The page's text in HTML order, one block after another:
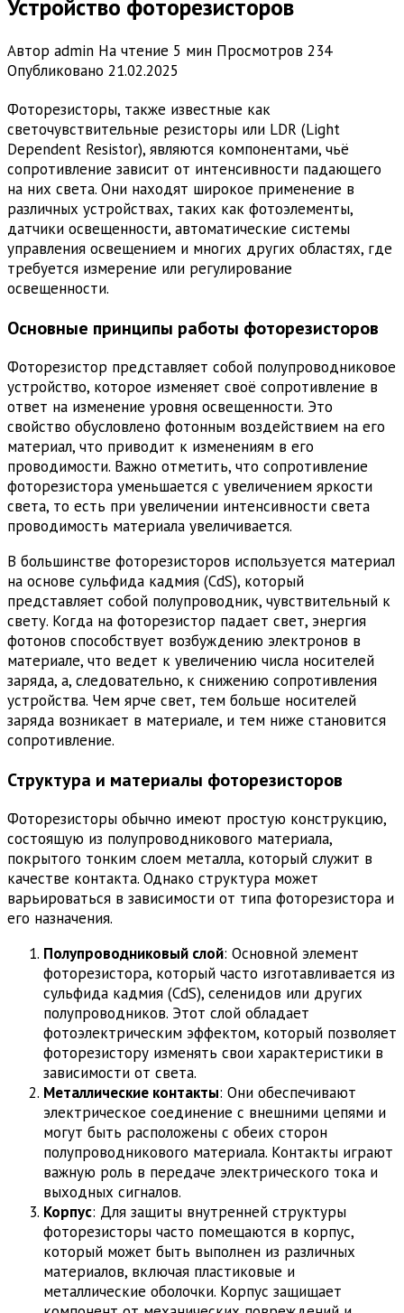
Устройство фоторезисторов
Автор admin На чтение 5 мин Просмотров 234
Опубликовано 21.02.2025
Фоторезисторы, также известные как
светочувствительные резисторы или LDR (Light
Dependent Resistor), являются компонентами, чьё
сопротивление зависит от интенсивности падающего
на них света. Они находят широкое применение в
различных устройствах, таких как фотоэлементы,
датчики освещенности, автоматические системы
управления освещением и многих других областях, где
требуется измерение или регулирование
освещенности.
Основные принципы работы фоторезисторов
Фоторезистор представляет собой полупроводниковое
устройство, которое изменяет своё сопротивление в
ответ на изменение уровня освещенности. Это
свойство обусловлено фотонным воздействием на его
материал, что приводит к изменениям в его
проводимости. Важно отметить, что сопротивление
фоторезистора уменьшается с увеличением яркости
света, то есть при увеличении интенсивности света
проводимость материала увеличивается.
В большинстве фоторезисторов используется материал
на основе сульфида кадмия (CdS), который
представляет собой полупроводник, чувствительный к
свету. Когда на фоторезистор падает свет, энергия
фотонов способствует возбуждению электронов в
материале, что ведет к увеличению числа носителей
заряда, а, следовательно, к снижению сопротивления
устройства. Чем ярче свет, тем больше носителей
заряда возникает в материале, и тем ниже становится
сопротивление.
Структура и материалы фоторезисторов
Фоторезисторы обычно имеют простую конструкцию,
состоящую из полупроводникового материала,
покрытого тонким слоем металла, который служит в
качестве контакта. Однако структура может
варьироваться в зависимости от типа фоторезистора и
его назначения.
Полупроводниковый слой: Основной элемент
фоторезистора, который часто изготавливается из
сульфида кадмия (CdS), селенидов или других
полупроводников. Этот слой обладает
фотоэлектрическим эффектом, который позволяет
фоторезистору изменять свои характеристики в
зависимости от света.
Металлические контакты: Они обеспечивают
электрическое соединение с внешними цепями и
могут быть расположены с обеих сторон
полупроводникового материала. Контакты играют
важную роль в передаче электрического тока и
выходных сигналов.
Корпус: Для защиты внутренней структуры
фоторезисторы часто помещаются в корпус,
который может быть выполнен из различных
материалов, включая пластиковые и
металлические оболочки. Корпус защищает